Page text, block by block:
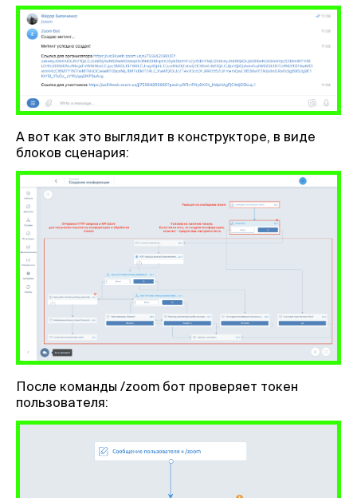
А вот как это выглядит в конструкторе, в виде
блоков сценария:
После команды /zoom бот проверяет токен
пользователя: